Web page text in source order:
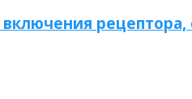
рецептора,